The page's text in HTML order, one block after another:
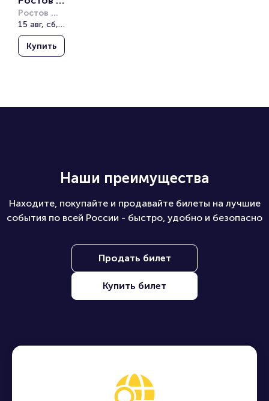
Рубин.
Российск
ая
Премьер
Ростов
Арена
15 авг, сб, 18:30
Купить
Наши преимущества
Находите, покупайте и продавайте билеты на лучшие
события по всей России - быстро, удобно и безопасно
Продать билет
Купить билет